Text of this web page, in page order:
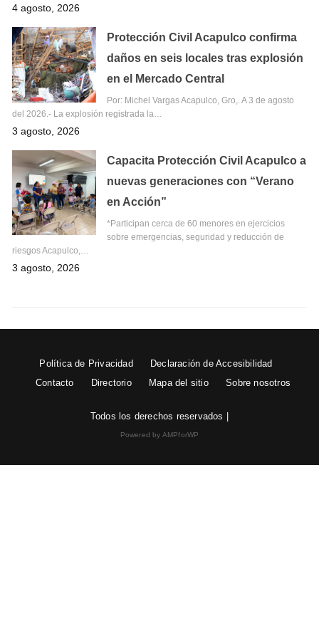
4 agosto, 2026
Protección Civil Acapulco confirma
daños en seis locales tras explosión
en el Mercado Central
Por: Michel Vargas Acapulco, Gro,. A 3 de agosto
del 2026.- La explosión registrada la…
3 agosto, 2026
Capacita Protección Civil Acapulco a
nuevas generaciones con “Verano
en Acción”
*Participan cerca de 60 menores en ejercicios
sobre emergencias, seguridad y reducción de
riesgos Acapulco,…
3 agosto, 2026
Política de Privacidad
Declaración de Accesibilidad
Contacto
Directorio Mapa del sitio Sobre nosotros
Todos los derechos reservados |
Powered by AMPforWP